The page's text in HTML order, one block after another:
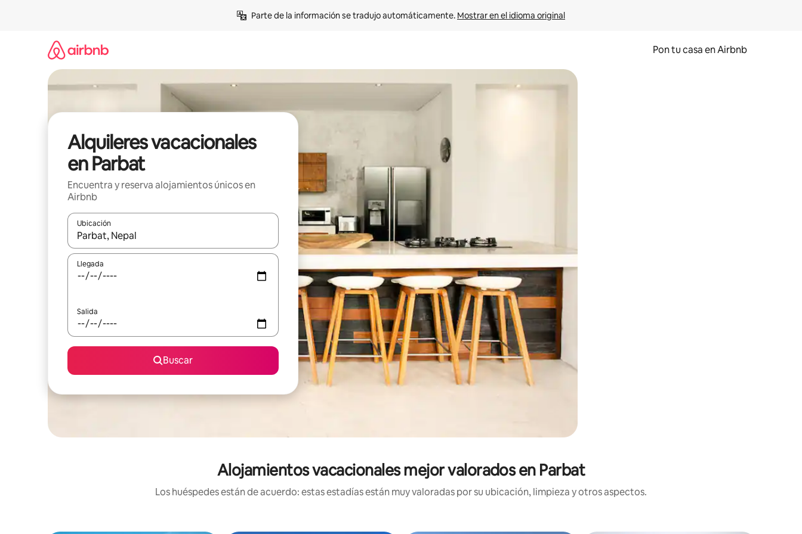
Parte de la información se tradujo automáticamente. Mostrar en el idioma original
Pon tu casa en Airbnb
Alquileres vacacionales
en Parbat
Encuentra y reserva alojamientos únicos en
Airbnb
Ubicación
Cuando los resultados estén disponibles, navega con las teclas de flecha hacia arriba y hacia abajo o explora con el tacto o desliza el dedo.
Llegada
Salida
Buscar
Alojamientos vacacionales mejor valorados en Parbat
Los huéspedes están de acuerdo: estas estadías están muy valoradas por su ubicación, limpieza y otros aspectos.